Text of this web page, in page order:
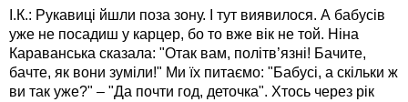
І.К.: Рукавиці йшли поза зону. І тут виявилося. А бабусів
уже не посадиш у карцер, бо то вже вік не той. Ніна
Караванська сказала: "Отак вам, політв’язні! Бачите,
бачте, як вони зуміли!" Ми їх питаємо: "Бабусі, а скільки ж
ви так уже?" – "Да почти год, деточка". Хтось через рік